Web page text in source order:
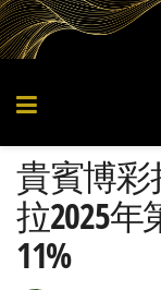
貴賓博
拉2025
11%